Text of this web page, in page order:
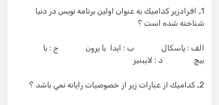
1ـ افرادزير كداميك به عنوان اولين برنامه نويس در دنيا
شناخته شده است ؟
الف : پاسكال ب : ايدا با يرون ج : با
بيچ د : لايبنيز
2ـ كداميك از عبارات زير از خصوصيات رايانه نمي باشد ؟